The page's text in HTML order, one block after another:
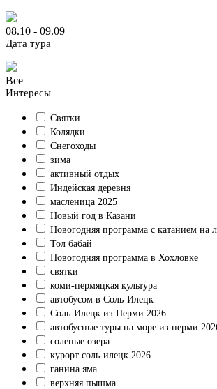
08.10 - 09.09
Дата тура
Все
Интересы
Святки
Колядки
Снегоходы
зима
активный отдых
Индейская деревня
масленица 2025
Новый год в Казани
Новогодняя программа с катанием на
Тол бабай
Новогодняя программа в Хохловке
святки
коми-пермяцкая культура
автобусом в Соль-Илецк
Соль-Илецк из Перми 2026
автобусные туры на море из перми
соленые озера
курорт соль-илецк 2026
ганина яма
верхняя пышма